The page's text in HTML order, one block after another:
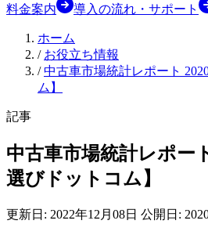
料金案内
導入の流れ・サポート
ホーム
/ お役立ち情報
/ 中古車市場統計レポート
ム】
記事
中古車市場統計レポー
選びドットコム】
更新日: 2022年12月08日 公開日: